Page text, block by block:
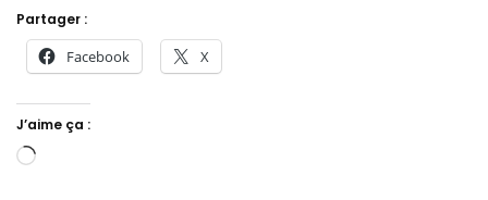
Partager :
Facebook X
J’aime ça :
Chargement…